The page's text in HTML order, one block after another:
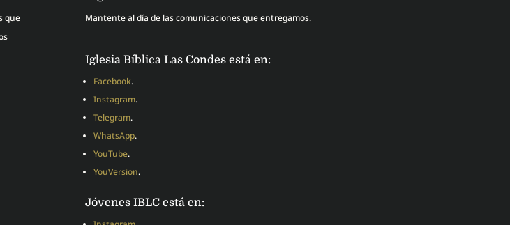
que
Mantente al día de las comunicaciones que entregamos.
Iglesia Bíblica Las Condes está en:
Facebook.
Instagram.
Telegram.
WhatsApp.
YouTube.
YouVersion.
Jóvenes IBLC está en: